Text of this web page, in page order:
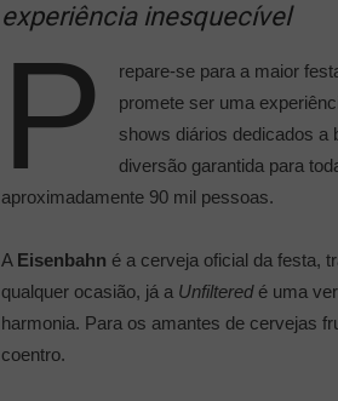
experiência inesquecível
P repare-se para a maior
promete ser uma
shows diários dedicados a
diversão garantida para
aproximadamente 90 mil pessoas.
A Eisenbahn é a cerveja oficial da festa,
qualquer ocasião, já a Unfilteredé uma
harmonia. Para os amantes de cervejas
coentro.